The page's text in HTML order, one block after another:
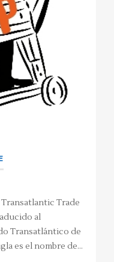
Transatlantic Trade
al
Transatlántico de
es el nombre de…